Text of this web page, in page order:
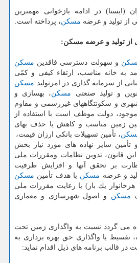
(ایسنا) در ادامه بازخوانی مهمترین
از تولید و عرضه مسكن، پرداخته است.
از تولید و عرضه مسكن:
و سهولت دسترسی فاقدین مسكن
به خانه مناسب، ارتقاء كیفی و كمّی
از سرمایه گذاری در امرتولید مسكن
و تولید صنعتی مسكن، بهسازی و
و سكونتگاههای غیررسمی و مقاوم
دولت موظف است با استفاده از
زمین مناسب و كاهش یا حذف بهای
، تأمین تسهیلات بانكی ارزان قیمت،
و تأمین سایر نهاده های مورد نیاز بخش
قانون، تدوین نظامات ومقررات ملی
بر تحقق آنها و افزایش ظرفیت
و عرضه مسكن با هدف تأمین مسكن
یك بار) با رعایت مقررات ملی
مسكن و اصول شهرسازی و معماری
داده می گردد نسبت به واگذاری زمین تحت
تقسیط یا واگذاری حق بهره برداری به
قالب برنامه های ذیل اقدام نماید: